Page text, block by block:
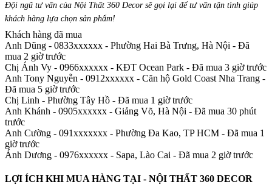
Đội ngũ tư vấn của Nội Thất 360 Decor sẽ gọi lại để tư vấn tận tình giúp
khách hàng lựa chọn sản phẩm!
Khách hàng đã mua
Anh Dũng - 0833xxxxxx - Phường Hai Bà Trưng, Hà Nội - Đã
mua 2 giờ trước
Chị Ánh Vy - 0966xxxxxx - KĐT Ocean Park - Đã mua 3 giờ trước
Anh Tony Nguyễn - 0912xxxxxx - Căn hộ Gold Coast Nha Trang -
Đã mua 5 giờ trước
Chị Linh - Phường Tây Hồ - Đã mua 1 giờ trước
Anh Khánh - 0905xxxxxx - Giảng Võ, Hà Nội - Đã mua 30 phút
trước
Anh Cường - 091xxxxxxx - Phường Đa Kao, TP HCM - Đã mua 1
giờ trước
Ánh Dương - 0976xxxxxx - Sapa, Lào Cai - Đã mua 2 giờ trước
LỢI ÍCH KHI MUA HÀNG TẠI - NỘI THẤT 360 DECOR